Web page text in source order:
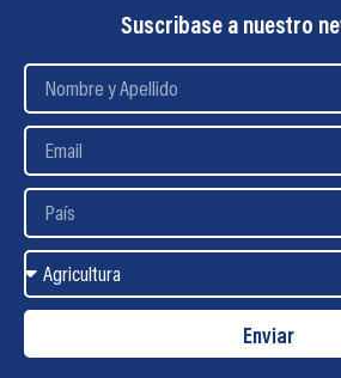
Suscribase a nuestro
Enviar